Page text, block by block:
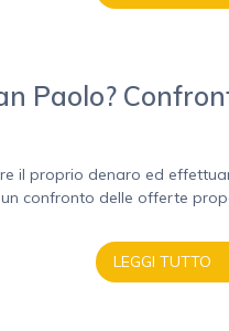
Paolo?
il proprio denaro ed
confronto delle offerte
LEGGI TUTTO